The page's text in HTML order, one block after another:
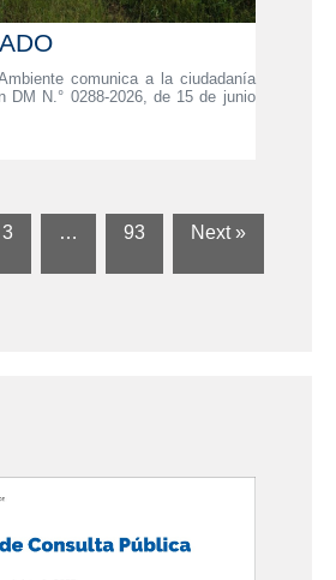
comunica a la ciudadanía
DM N.° 0288-2026, de 15 de junio
3 … 93 Next »